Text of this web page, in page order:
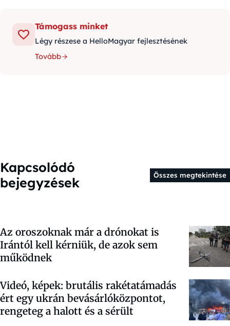
Támogass minket
Légy részese a HelloMagyar fejlesztésének
Tovább
Kapcsolódó
bejegyzések
Összes megtekintése
Az oroszoknak már a drónokat is
Irántól kell kérniük, de azok sem
működnek
Videó, képek: brutális rakétatámadás
ért egy ukrán bevásárlóközpontot,
rengeteg a halott és a sérült